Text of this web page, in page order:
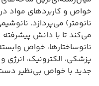
خواص و کاربردهای مواد
نانومتر) می‌پردازد.
می‌کند تا با دانش پیشرفته
نانوساختارها، خواص
پزشکی، الکترونیک، انرژی
جدید با خواص بی‌نظیر دست